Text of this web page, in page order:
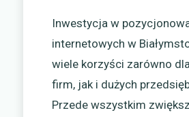
Inwestycja w
internetowych w
wiele korzyści zarówno
firm, jak i dużych
Przede wszystkim